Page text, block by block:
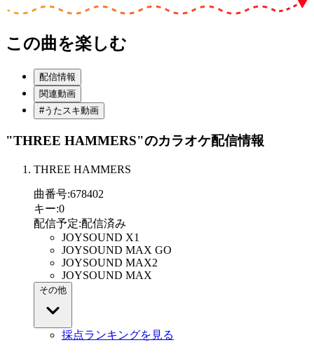
この曲を楽しむ
配信情報
関連動画
#うたスキ動画
"THREE HAMMERS"のカラオケ配信情報
THREE HAMMERS
曲番号:678402
キー:0
配信予定:配信済み
JOYSOUND X1
JOYSOUND MAX GO
JOYSOUND MAX2
JOYSOUND MAX
その他
採点ランキングを見る